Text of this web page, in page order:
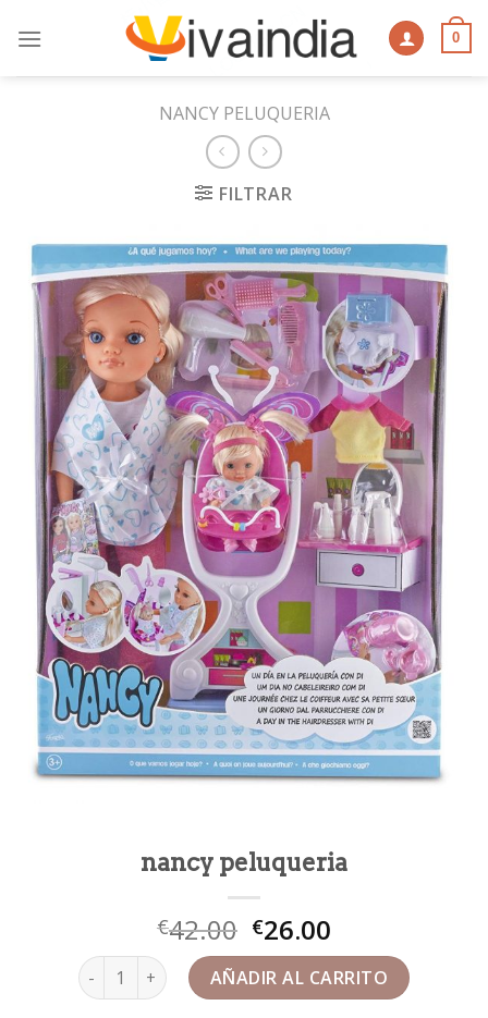
0
NANCY PELUQUERIA
FILTRAR
nancy peluqueria
€42.00 €26.00
nancy peluqueria cantidadAÑADIR AL CARRITO